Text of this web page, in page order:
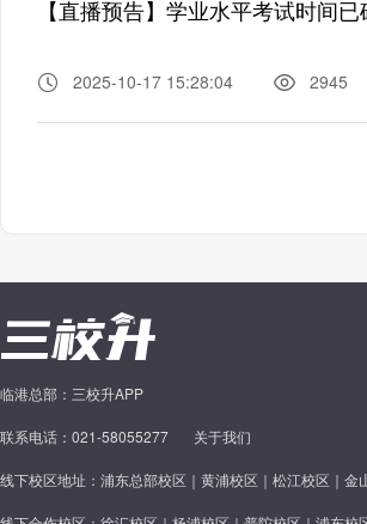
【直播预告】学业水平考试时间
2025-10-17 15:28:04 2945
临港总部：三校升APP
联系电话：021-58055277 关于我们
线下校区地址：浦东总部校区｜黄浦校区｜松江校区｜金